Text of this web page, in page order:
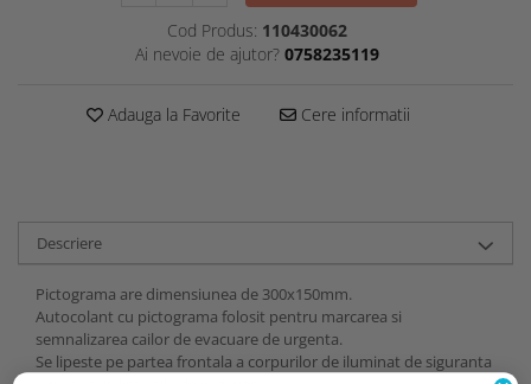
Cod Produs: 110430062
Ai nevoie de ajutor? 0758235119
Adauga la Favorite Cere informatii
Descriere
Pictograma are dimensiunea de 300x150mm.
Autocolant cu pictograma folosit pentru marcarea si
semnalizarea cailor de evacuare de urgenta.
Se lipeste pe partea frontala a corpurilor de iluminat de siguranta